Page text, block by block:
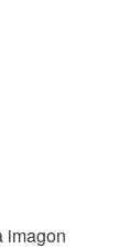
imagon